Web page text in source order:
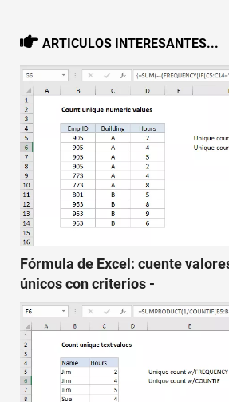
ARTICULOS INTERESANTES...
Fórmula de Excel: cuente
únicos con criterios -